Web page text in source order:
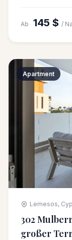
Ab 145 $ /
Apartment
Lemesos,
302
großer